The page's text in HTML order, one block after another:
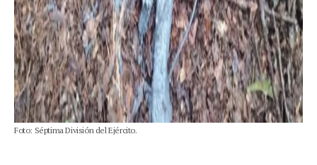
Foto: Séptima División del Ejército.